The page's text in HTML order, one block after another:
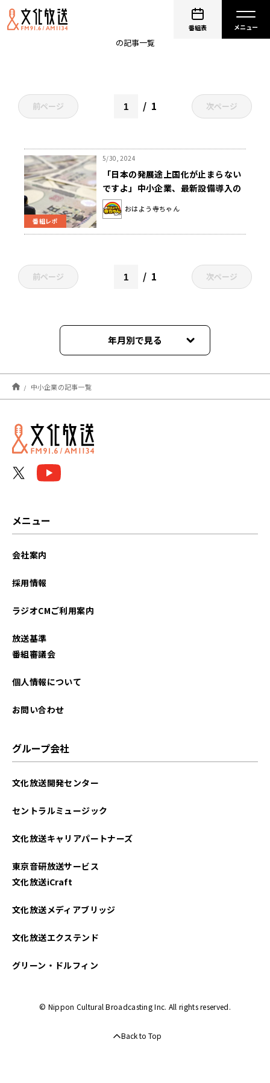
番組表
の記事一覧
前ページ 1 次ページ
番組レポ
5/30, 2024
「日本の発展途上国化が止まらない
ですよ」中小企業、最新設備導入の
資金余力小さく
おはよう寺ちゃん
前ページ 1 次ページ
年月別で見る
2026年05月
2025年08月
2025年05月
2022年12月
2022年03月
中小企業の記事一覧
メニュー
会社案内
採用情報
ラジオCMご利用案内
放送基準
番組審議会
個人情報について
お問い合わせ
グループ会社
文化放送開発センター
セントラルミュージック
文化放送キャリアパートナーズ
東京音研放送サービス
文化放送iCraft
文化放送メディアブリッジ
文化放送エクステンド
グリーン・ドルフィン
© Nippon Cultural Broadcasting Inc. All rights reserved.
Back to Top